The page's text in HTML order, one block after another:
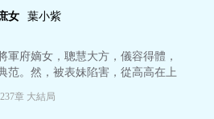
女 葉小紫
軍府嫡女，聰慧大方，儀容得體，
范。然，被表妹陷害，從高高在上
后，遭遇滿門抄斬，最后凄涼病死
世，她重…
章 大結局